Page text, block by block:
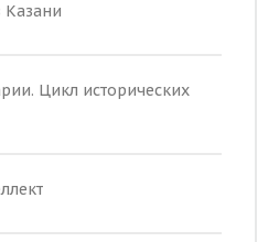
Цикл исторических